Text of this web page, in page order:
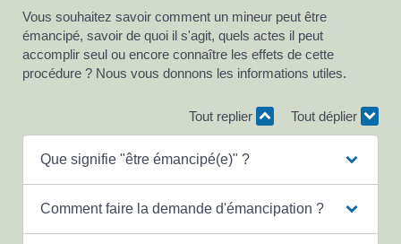
Vous souhaitez savoir comment un mineur peut être
émancipé, savoir de quoi il s'agit, quels actes il peut
accomplir seul ou encore connaître les effets de cette
procédure ? Nous vous donnons les informations utiles.
Tout replier Tout déplier
Que signifie "être émancipé(e)" ?
Comment faire la demande d'émancipation ?